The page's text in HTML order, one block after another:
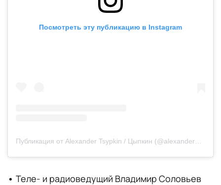
Посмотреть эту публикацию в Instagram
• Теле- и радиоведущий Владимир Соловьев